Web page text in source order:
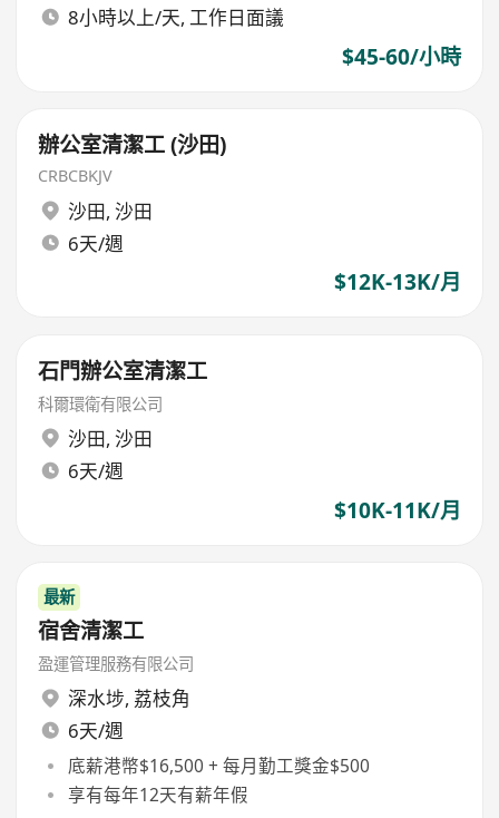
8小時以上/天, 工作日面議
$45-60/小時
辦公室清潔工 (沙田)
CRBCBKJV
沙田, 沙田
6天/週
$12K-13K/月
石門辦公室清潔工
科爾環衛有限公司
沙田, 沙田
6天/週
$10K-11K/月
最新
宿舍清潔工
盈運管理服務有限公司
深水埗, 荔枝角
6天/週
底薪港幣$16,500 + 每月勤工獎金$500
享有每年12天有薪年假